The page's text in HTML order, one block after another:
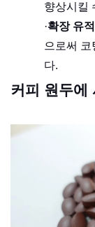
향상시킬
·확장 유
으로써 코
다.
커피 원두에